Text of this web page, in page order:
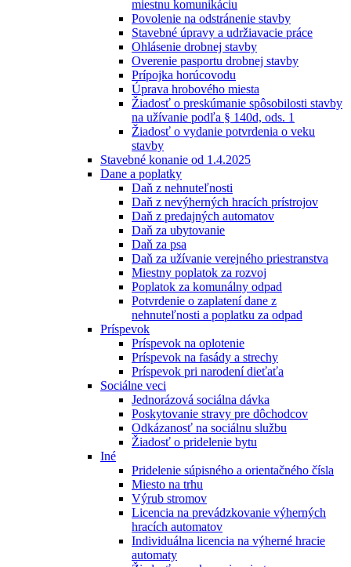
miestnu komunikáciu
Povolenie na odstránenie stavby
Stavebné úpravy a udržiavacie práce
Ohlásenie drobnej stavby
Overenie pasportu drobnej stavby
Prípojka horúcovodu
Úprava hrobového miesta
Žiadosť o preskúmanie spôsobilosti stavby
na užívanie podľa § 140d, ods. 1
Žiadosť o vydanie potvrdenia o veku
stavby
Stavebné konanie od 1.4.2025
Dane a poplatky
Daň z nehnuteľnosti
Daň z nevýherných hracích prístrojov
Daň z predajných automatov
Daň za ubytovanie
Daň za psa
Daň za užívanie verejného priestranstva
Miestny poplatok za rozvoj
Poplatok za komunálny odpad
Potvrdenie o zaplatení dane z
nehnuteľnosti a poplatku za odpad
Príspevok
Príspevok na oplotenie
Príspevok na fasády a strechy
Príspevok pri narodení dieťaťa
Sociálne veci
Jednorázová sociálna dávka
Poskytovanie stravy pre dôchodcov
Odkázanosť na sociálnu službu
Žiadosť o pridelenie bytu
Iné
Pridelenie súpisného a orientačného čísla
Miesto na trhu
Výrub stromov
Licencia na prevádzkovanie výherných
hracích automatov
Individuálna licencia na výherné hracie
automaty